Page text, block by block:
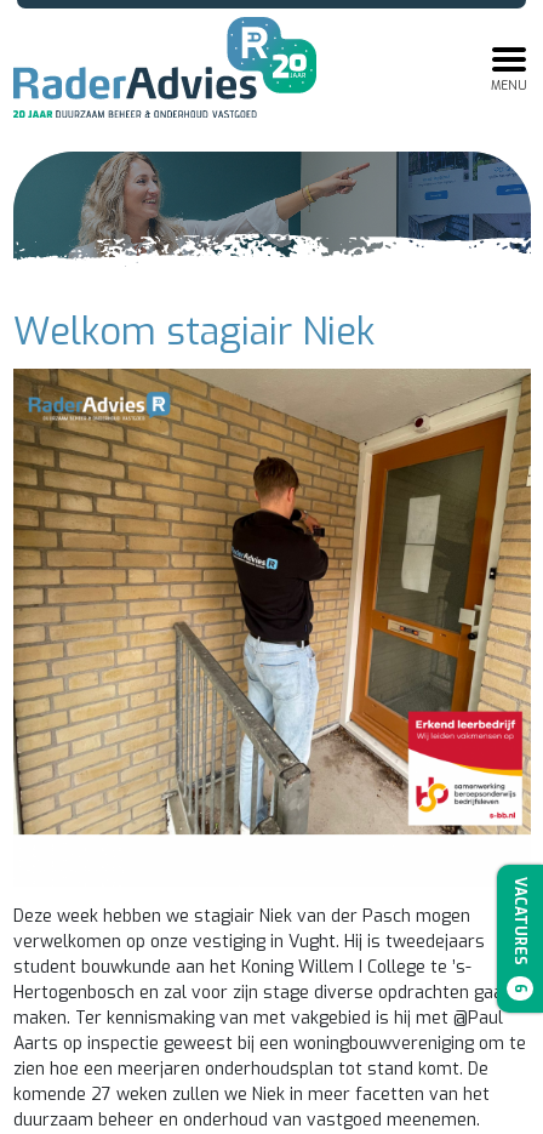
MENU
VACATURES
6
Welkom stagiair Niek
Deze week hebben we stagiair Niek van der Pasch mogen
verwelkomen op onze vestiging in Vught. Hij is tweedejaars
student bouwkunde aan het Koning Willem I College te ’s-
Hertogenbosch en zal voor zijn stage diverse opdrachten gaan
maken. Ter kennismaking van met vakgebied is hij met @Paul
Aarts op inspectie geweest bij een woningbouwvereniging om te
zien hoe een meerjaren onderhoudsplan tot stand komt. De
komende 27 weken zullen we Niek in meer facetten van het
duurzaam beheer en onderhoud van vastgoed meenemen.